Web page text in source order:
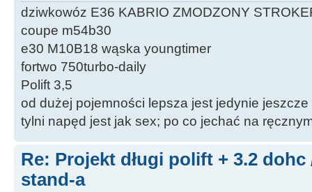
dziwkowóz E36 KABRIO ZMODZONY
coupe m54b30
e30 M10B18 wąska youngtimer
fortwo 750turbo-daily
Polift 3,5
od dużej pojemności lepsza jest jedynie jeszcze
tylni napęd jest jak sex; po co jechać na
Re: Projekt długi polift + 3.2 dohc
stand-a